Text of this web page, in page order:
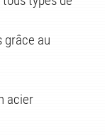
grâce au
acier